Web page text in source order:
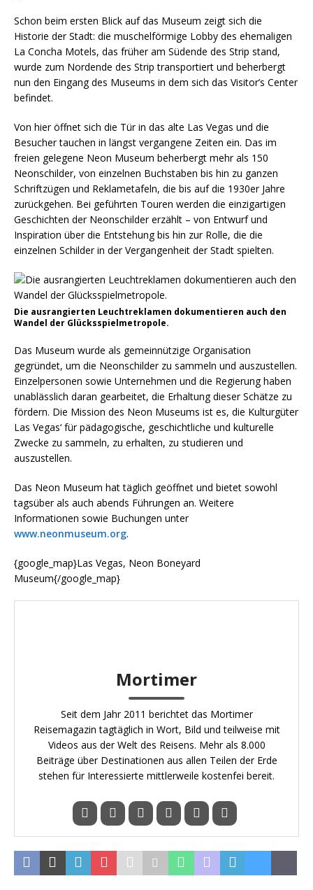
Schon beim ersten Blick auf das Museum zeigt sich die
Historie der Stadt: die muschelförmige Lobby des ehemaligen
La Concha Motels, das früher am Südende des Strip stand,
wurde zum Nordende des Strip transportiert und beherbergt
nun den Eingang des Museums in dem sich das Visitor’s Center
befindet.
Von hier öffnet sich die Tür in das alte Las Vegas und die
Besucher tauchen in längst vergangene Zeiten ein. Das im
freien gelegene Neon Museum beherbergt mehr als 150
Neonschilder, von einzelnen Buchstaben bis hin zu ganzen
Schriftzügen und Reklametafeln, die bis auf die 1930er Jahre
zurückgehen. Bei geführten Touren werden die einzigartigen
Geschichten der Neonschilder erzählt – von Entwurf und
Inspiration über die Entstehung bis hin zur Rolle, die die
einzelnen Schilder in der Vergangenheit der Stadt spielten.
Die ausrangierten Leuchtreklamen dokumentieren auch den
Wandel der Glücksspielmetropole.
Das Museum wurde als gemeinnützige Organisation
gegründet, um die Neonschilder zu sammeln und auszustellen.
Einzelpersonen sowie Unternehmen und die Regierung haben
unablässlich daran gearbeitet, die Erhaltung dieser Schätze zu
fördern. Die Mission des Neon Museums ist es, die Kulturgüter
Las Vegas‘ für pädagogische, geschichtliche und kulturelle
Zwecke zu sammeln, zu erhalten, zu studieren und
auszustellen.
Das Neon Museum hat täglich geöffnet und bietet sowohl
tagsüber als auch abends Führungen an. Weitere
Informationen sowie Buchungen unter
www.neonmuseum.org.
{google_map}Las Vegas, Neon Boneyard
Museum{/google_map}
Mortimer
Seit dem Jahr 2011 berichtet das Mortimer
Reisemagazin tagtäglich in Wort, Bild und teilweise mit
Videos aus der Welt des Reisens. Mehr als 8.000
Beiträge über Destinationen aus allen Teilen der Erde
stehen für Interessierte mittlerweile kostenfei bereit.